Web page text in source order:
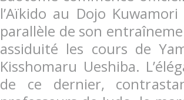
l’Aïkido au Dojo
parallèle de son
assiduité les cours de
Kisshomaru Ueshiba.
de ce dernier,